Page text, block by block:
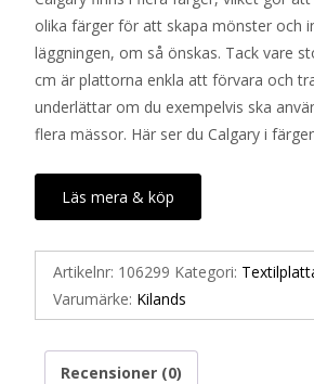
olika färger för att skapa mönster och
läggningen, om så önskas. Tack vare
cm är plattorna enkla att förvara och
underlättar om du exempelvis ska
flera mässor. Här ser du Calgary i
Läs mera & köp
Artikelnr: 106299 Kategori:
Varumärke: Kilands
Recensioner (0)